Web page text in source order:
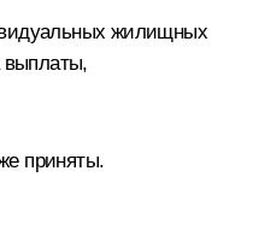
жилищных
выплаты,
приняты.